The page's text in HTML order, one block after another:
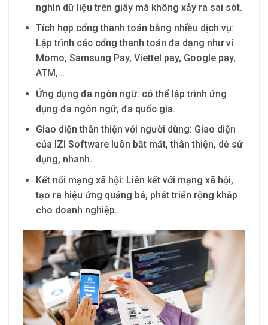
nghìn dữ liệu trên giây mà không xảy ra sai sót.
Tích hợp cổng thanh toán bằng nhiều dịch vụ:
Lập trình các cổng thanh toán đa dạng như ví
Momo, Samsung Pay, Viettel pay, Google pay,
ATM,…
Ứng dụng đa ngôn ngữ: có thể lập trình ứng
dụng đa ngôn ngữ, đa quốc gia.
Giao diện thân thiện với người dùng: Giao diện
của IZI Software luôn bắt mắt, thân thiện, dễ sử
dụng, nhanh.
Kết nối mạng xã hội: Liên kết với mạng xã hội,
tạo ra hiệu ứng quảng bá, phát triển rộng khắp
cho doanh nghiệp.